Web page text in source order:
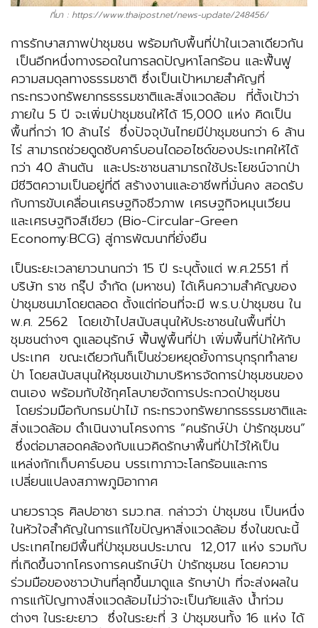
ที่มา : https://www.thaipost.net/news-update/248456/
การรักษาสภาพป่าชุมชน พร้อมกับพื้นที่ป่าในเวลาเดียวกัน
เป็นอีกหนึ่งทางรอดในการลดปัญหาโลกร้อน และฟื้นฟู
ความสมดุลทางธรรมชาติ ซึ่งเป็นเป้าหมายสำคัญที่
กระทรวงทรัพยากรธรรมชาติและสิ่งแวดล้อม ที่ตั้งเป้าว่า
ภายใน 5 ปี จะเพิ่มป่าชุมชนให้ได้ 15,000 แห่ง คิดเป็น
พื้นที่กว่า 10 ล้านไร่ ซึ่งปัจจุบันไทยมีป่าชุมชนกว่า 6 ล้าน
ไร่ สามารถช่วยดูดซับคาร์บอนไดออไซด์ของประเทศให้ได้
กว่า 40 ล้านตัน และประชาชนสามารถใช้ประโยชน์จากป่า
มีชีวิตความเป็นอยู่ที่ดี สร้างงานและอาชีพที่มั่นคง สอดรับ
กับการขับเคลื่อนเศรษฐกิจชีวภาพ เศรษฐกิจหมุนเวียน
และเศรษฐกิจสีเขียว (Bio-Circular-Green
Economy:BCG) สู่การพัฒนาที่ยั่งยืน
เป็นระยะเวลายาวนานกว่า 15 ปี ระบุตั้งแต่ พ.ศ.2551 ที่
บริษัท ราช กรุ๊ป จำกัด (มหาชน) ได้เห็นความสำคัญของ
ป่าชุมชนมาโดยตลอด ตั้งแต่ก่อนที่จะมี พ.ร.บ.ป่าชุมชน ใน
พ.ศ. 2562 โดยเข้าไปสนับสนุนให้ประชาชนในพื้นที่ป่า
ชุมชนต่างๆ ดูแลอนุรักษ์ ฟื้นฟูพื้นที่ป่า เพิ่มพื้นที่ป่าให้กับ
ประเทศ ขณะเดียวกันก็เป็นช่วยหยุดยั้งการบุกรุกทำลาย
ป่า โดยสนับสนุนให้ชุมชนเข้ามาบริหารจัดการป่าชุมชนของ
ตนเอง พร้อมกับใช้กุศโลบายจัดการประกวดป่าชุมชน
โดยร่วมมือกับกรมป่าไม้ กระทรวงทรัพยากรธรรมชาติและ
สิ่งแวดล้อม ดำเนินงานโครงการ “คนรักษ์ป่า ป่ารักชุมชน”
ซึ่งต่อมาสอดคล้องกับแนวคิดรักษาพื้นที่ป่าไว้ให้เป็น
แหล่งกักเก็บคาร์บอน บรรเทาภาวะโลกร้อนและการ
เปลี่ยนแปลงสภาพภูมิอากาศ
นายวราวุธ ศิลปอาชา รมว.ทส. กล่าวว่า ป่าชุมชน เป็นหนึ่ง
ในหัวใจสำคัญในการแก้ไขปัญหาสิ่งแวดล้อม ซึ่งในขณะนี้
ประเทศไทยมีพื้นที่ป่าชุมชนประมาณ 12,017 แห่ง รวมกับ
ที่เกิดขึ้นจากโครงการคนรักษ์ป่า ป่ารักชุมชน โดยความ
ร่วมมือของชาวบ้านที่ลุกขึ้นมาดูแล รักษาป่า ที่จะส่งผลใน
การแก้ปัญทางสิ่งแวดล้อมไม่ว่าจะเป็นภัยแล้ง น้ำท่วม
ต่างๆ ในระยะยาว ซึ่งในระยะที่ 3 ป่าชุมชนทั้ง 16 แห่ง ได้